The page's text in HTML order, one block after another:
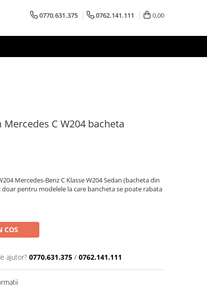
0770.631.375 0762.141.111 0,00
C W204 bacheta
Mercedes-Benz C Klasse W204 Sedan (bacheta din
doar pentru modelele la care bancheta se poate rabata
COS
ajutor? 0770.631.375 / 0762.141.111